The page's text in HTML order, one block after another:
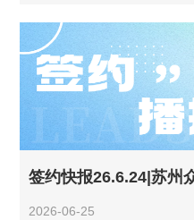
开电气在数字化能力建设
焦"识图-报价-设计"各环
力支撑其在高低压成套设
力，助力企业降本增效，
2026-06-25